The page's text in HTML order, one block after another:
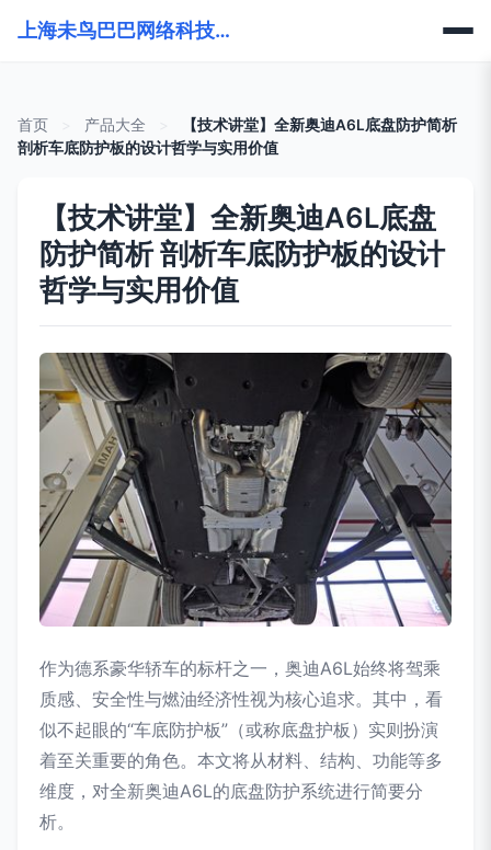
上海未鸟巴巴网络科技有限公司
首页 产品大全
【技术讲堂】全新奥迪A6L底盘防护简析
剖析车底防护板的设计哲学与实用价值
【技术讲堂】全新奥迪A6L底盘
防护简析 剖析车底防护板的设计
哲学与实用价值
作为德系豪华轿车的标杆之一，奥迪A6L始终将驾乘
质感、安全性与燃油经济性视为核心追求。其中，看
似不起眼的“车底防护板”（或称底盘护板）实则扮演
着至关重要的角色。本文将从材料、结构、功能等多
维度，对全新奥迪A6L的底盘防护系统进行简要分
析。